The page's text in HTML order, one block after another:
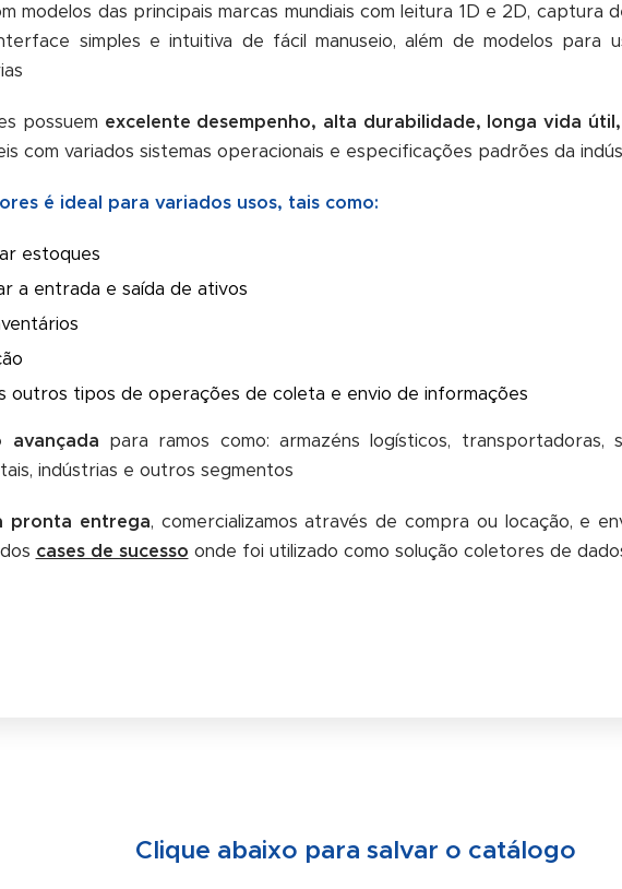
modelos das principais marcas mundiais com leitura 1D e 2D, captura
simples e intuitiva de fácil manuseio, além de modelos para
possuem excelente desempenho, alta durabilidade, longa vida
com variados sistemas operacionais e especificações padrões da
é ideal para variados usos, tais como:
estoques
a entrada e saída de ativos
outros tipos de operações de coleta e envio de informações
avançada para ramos como: armazéns logísticos, transportadoras,
indústrias e outros segmentos
pronta entrega, comercializamos através de compra ou locação, e
cases de sucesso onde foi utilizado como solução coletores de
Clique abaixo para salvar o catálogo